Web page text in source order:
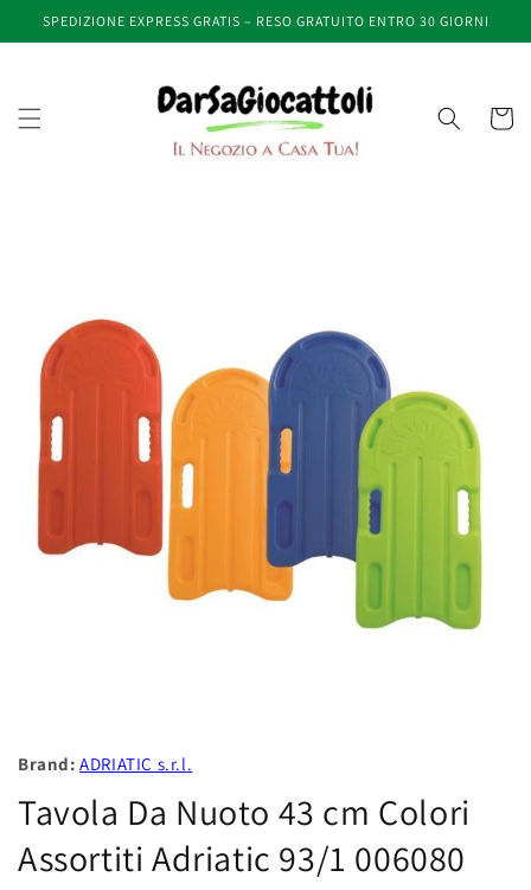
direttamente
ai contenuti
SPEDIZIONE EXPRESS GRATIS – RESO GRATUITO ENTRO 30 GIORNI
Carrello
Brand: ADRIATIC s.r.l.
Tavola Da Nuoto 43 cm Colori
Assortiti Adriatic 93/1 006080